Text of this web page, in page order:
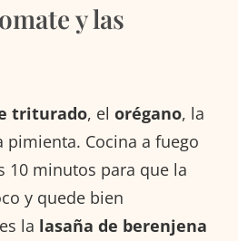
y las
triturado, el orégano, la
pimienta. Cocina a fuego
10 minutos para que la
y quede bien
la lasaña de berenjena